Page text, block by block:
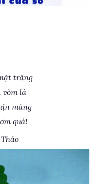
trăng
vòm lá
màng
quá!